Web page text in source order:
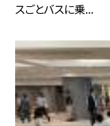
スごとバスに乗...